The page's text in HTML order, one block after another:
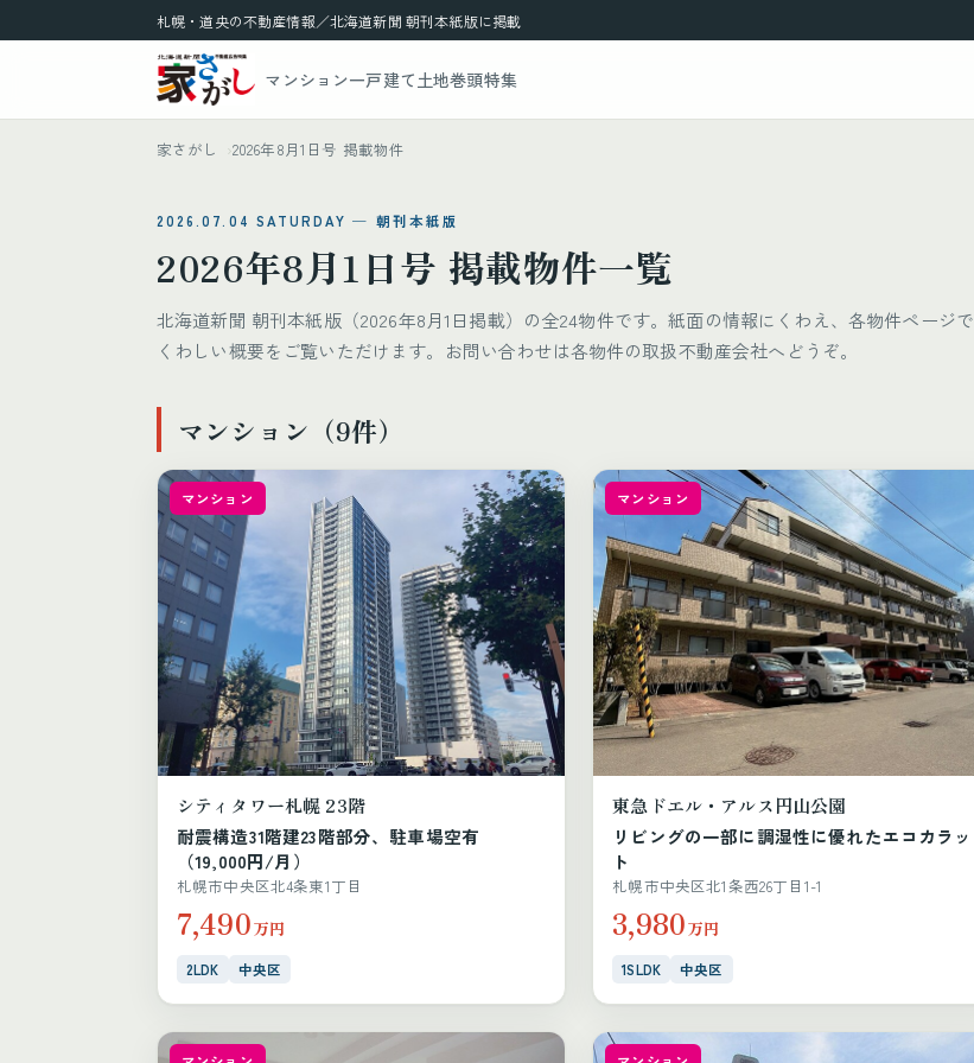
札幌・道央の不動産情報／北海道新聞 朝刊本紙版に掲載
マンション一戸建て土地巻頭特集
家さがし 2026年8月1日号 掲載物件
2026.07.04 SATURDAY ─ 朝刊本紙版
2026年8月1日号 掲載物件一覧
北海道新聞 朝刊本紙版（2026年8月1日掲載）の全24物件です。紙面の情報にくわえ、各物件ページで
くわしい概要をご覧いただけます。お問い合わせは各物件の取扱不動産会社へどうぞ。
マンション（9件）
マンション
シティタワー札幌 23階
耐震構造31階建23階部分、駐車場空有
（19,000円/月）
札幌市中央区北4条東1丁目
7,490万円
2LDK 中央区
マンション
東急ドエル・アルス円山公園
リビングの一部に調湿性に優れたエコカラッ
ト
札幌市中央区北1条西26丁目1-1
3,980万円
1SLDK 中央区